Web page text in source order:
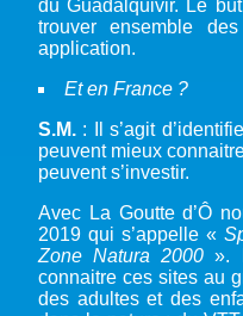
du Guadalquivir. Le
trouver ensemble
application.
Et en France ?
S.M. : Il s’agit
peuvent mieux
peuvent s’investir.
Avec La Goutte d’Ô
2019 qui s’appelle «
Zone Natura 2000 ».
connaitre ces sites au
des adultes et des